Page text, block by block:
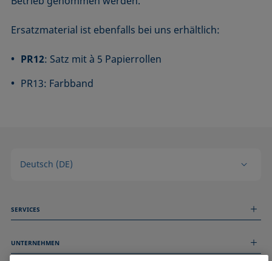
Ersatzmaterial ist ebenfalls bei uns erhältlich:
PR12: Satz mit à 5 Papierrollen
PR13: Farbband
Deutsch (DE)
SERVICES
Technischer Service
UNTERNEHMEN